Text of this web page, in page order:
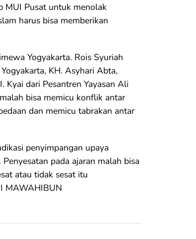
MUI Pusat untuk menolak
harus bisa memberikan
Yogyakarta. Rois Syuriah
KH. Asyhari Abta,
Kyai dari Pesantren Yayasan Ali
bisa memicu konflik antar
dan memicu tabrakan antar
penyimpangan upaya
pada ajaran malah bisa
atau tidak sesat itu
MAWAHIBUN